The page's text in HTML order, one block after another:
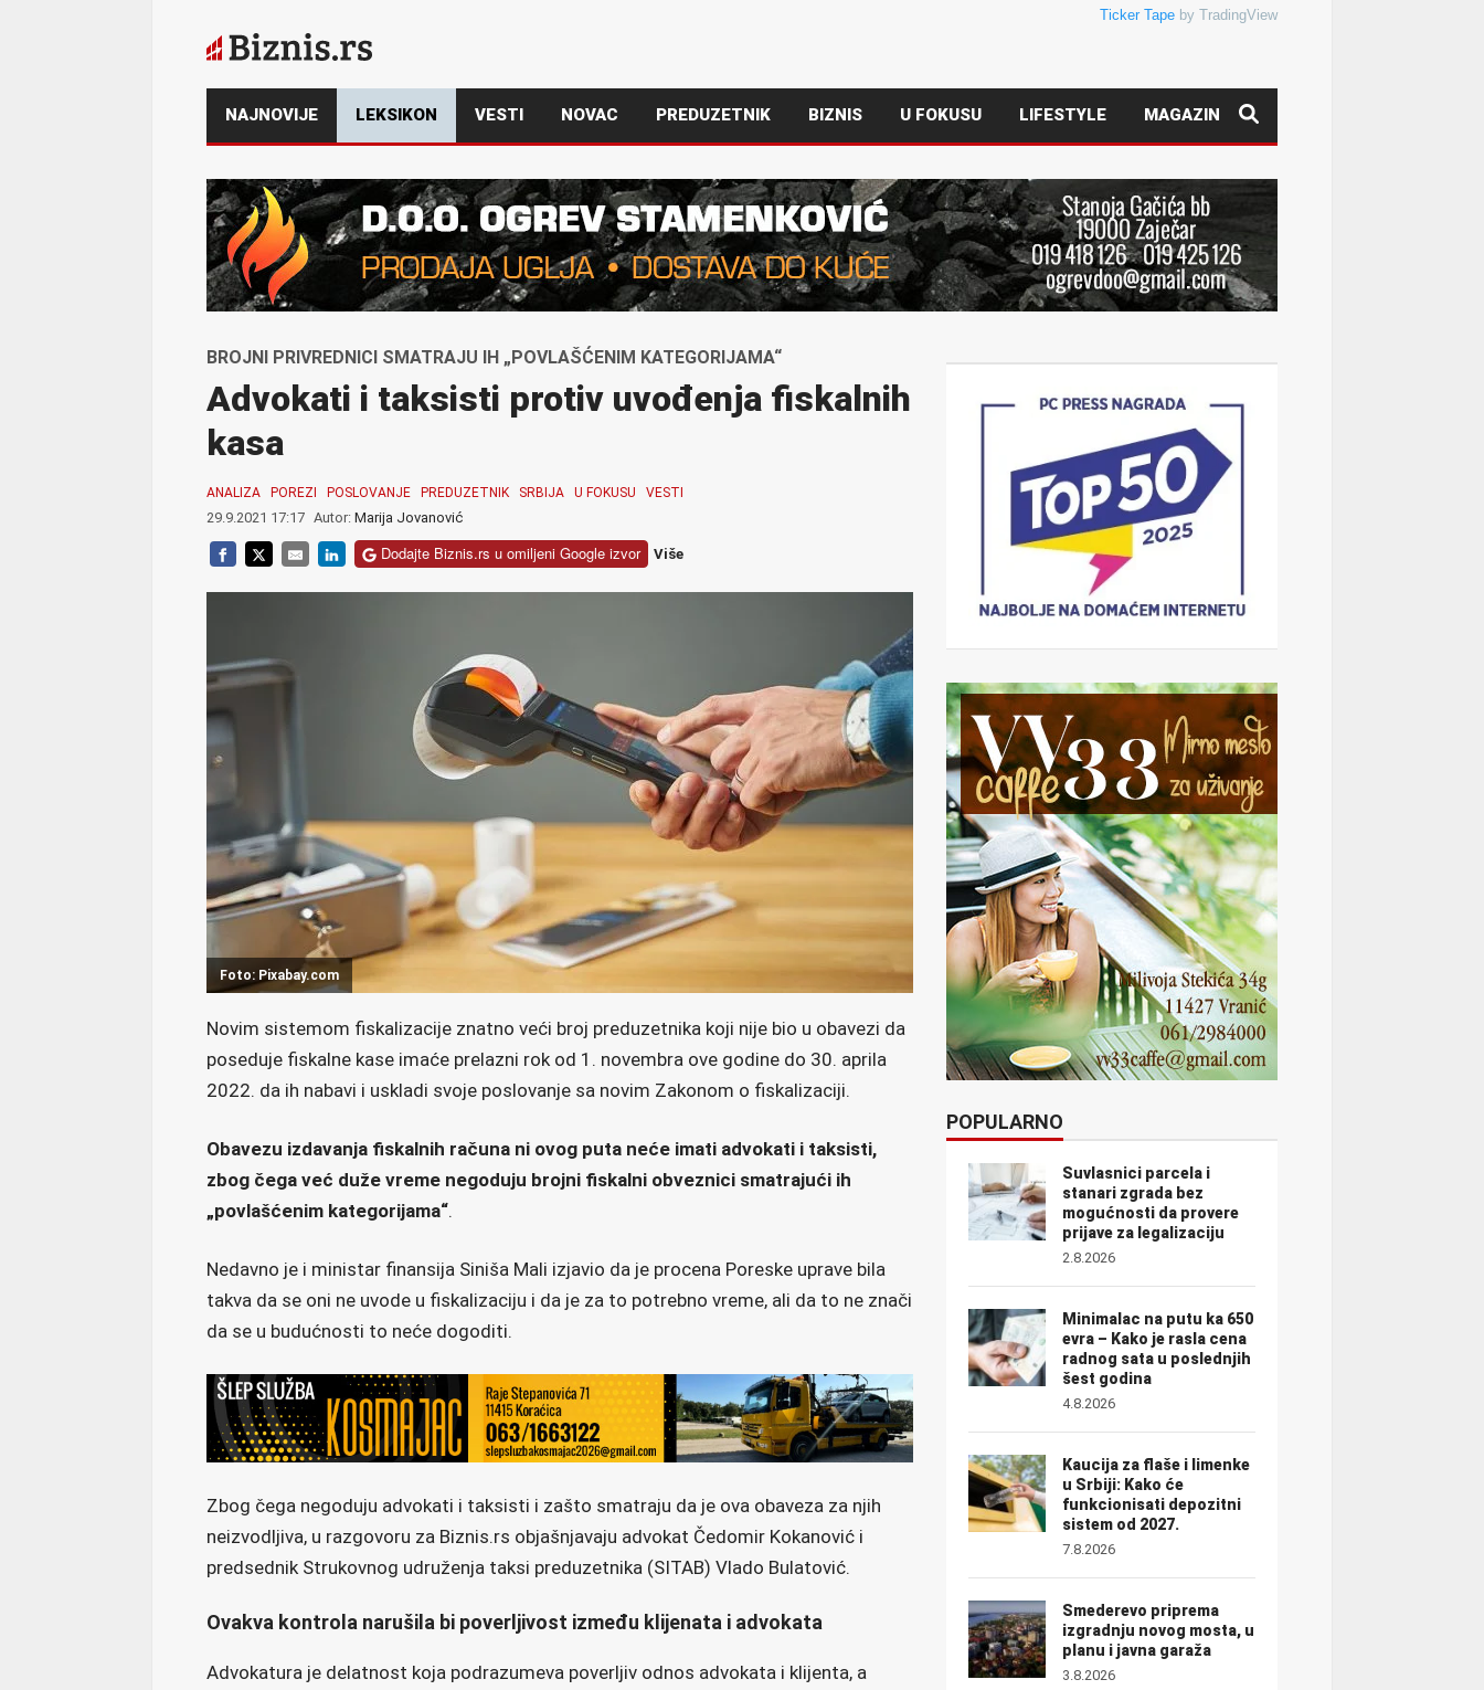
Ticker Tape by TradingView
NAJNOVIJE LEKSIKON VESTI NOVAC PREDUZETNIK BIZNIS U FOKUSU LIFESTYLE MAGAZIN
BROJNI PRIVREDNICI SMATRAJU IH „POVLAŠĆENIM KATEGORIJAMA“
Advokati i taksisti protiv uvođenja fiskalnih
kasa
ANALIZA POREZI POSLOVANJE PREDUZETNIK SRBIJA U FOKUSU VESTI
29.9.2021 17:17 Autor: Marija Jovanović
Dodajte Biznis.rs u omiljeni Google izvor Više
Foto: Pixabay.com
Novim sistemom fiskalizacije znatno veći broj preduzetnika koji nije bio u obavezi da
poseduje fiskalne kase imaće prelazni rok od 1. novembra ove godine do 30. aprila
2022. da ih nabavi i uskladi svoje poslovanje sa novim Zakonom o fiskalizaciji.
Obavezu izdavanja fiskalnih računa ni ovog puta neće imati advokati i taksisti,
zbog čega već duže vreme negoduju brojni fiskalni obveznici smatrajući ih
„povlašćenim kategorijama“.
Nedavno je i ministar finansija Siniša Mali izjavio da je procena Poreske uprave bila
takva da se oni ne uvode u fiskalizaciju i da je za to potrebno vreme, ali da to ne znači
da se u budućnosti to neće dogoditi.
Zbog čega negoduju advokati i taksisti i zašto smatraju da je ova obaveza za njih
neizvodljiva, u razgovoru za Biznis.rs objašnjavaju advokat Čedomir Kokanović i
predsednik Strukovnog udruženja taksi preduzetnika (SITAB) Vlado Bulatović.
Ovakva kontrola narušila bi poverljivost između klijenata i advokata
Advokatura je delatnost koja podrazumeva poverljiv odnos advokata i klijenta, a
POPULARNO
Suvlasnici parcela i
stanari zgrada bez
mogućnosti da provere
prijave za legalizaciju
2.8.2026
Minimalac na putu ka 650
evra – Kako je rasla cena
radnog sata u poslednjih
šest godina
4.8.2026
Kaucija za flaše i limenke
u Srbiji: Kako će
funkcionisati depozitni
sistem od 2027.
7.8.2026
Smederevo priprema
izgradnju novog mosta, u
planu i javna garaža
3.8.2026